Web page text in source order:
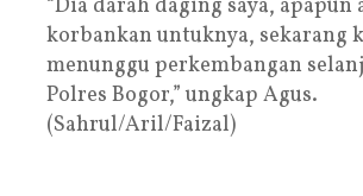
“Dia darah daging saya, apapun
korbankan untuknya, sekarang
menunggu perkembangan
Polres Bogor,” ungkap Agus.
(Sahrul/Aril/Faizal)